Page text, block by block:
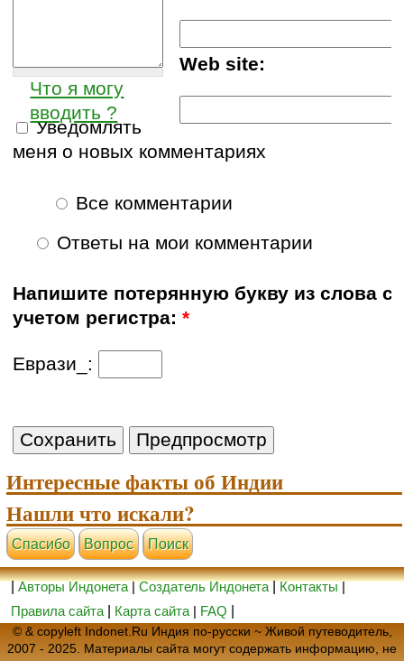
Web site:
Что я могу
вводить ?
Уведомлять
меня о новых комментариях
Все комментарии
Ответы на мои комментарии
Напишите потерянную букву из слова с
учетом регистра:*
Еврази_:
Интересные факты об Индии
Нашли что искали?
Cпасибо Вопрос Поиск
|Авторы Индонета|Создатель Индонета| Контакты
Правила сайта| Карта сайта| FAQ
© & copyleft Indonet.Ru Индия по-русски ~ Живой путеводитель,
2007 - 2025. Материалы сайта могут содержать информацию, не